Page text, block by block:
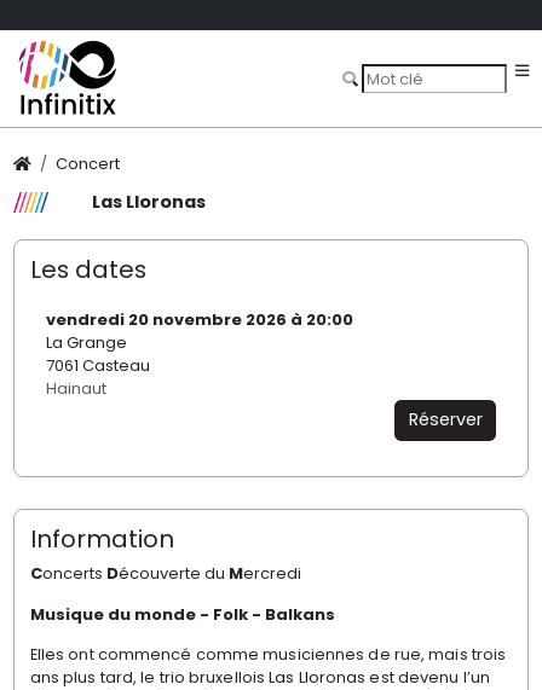
Concert
Las Lloronas
Les dates
vendredi 20 novembre 2026 à 20:00
La Grange
7061 Casteau
Hainaut
Réserver
Information
Concerts Découverte du Mercredi
Musique du monde - Folk - Balkans
Elles ont commencé comme musiciennes de rue, mais trois
ans plus tard, le trio bruxelloisLas Lloronas est devenu l’un